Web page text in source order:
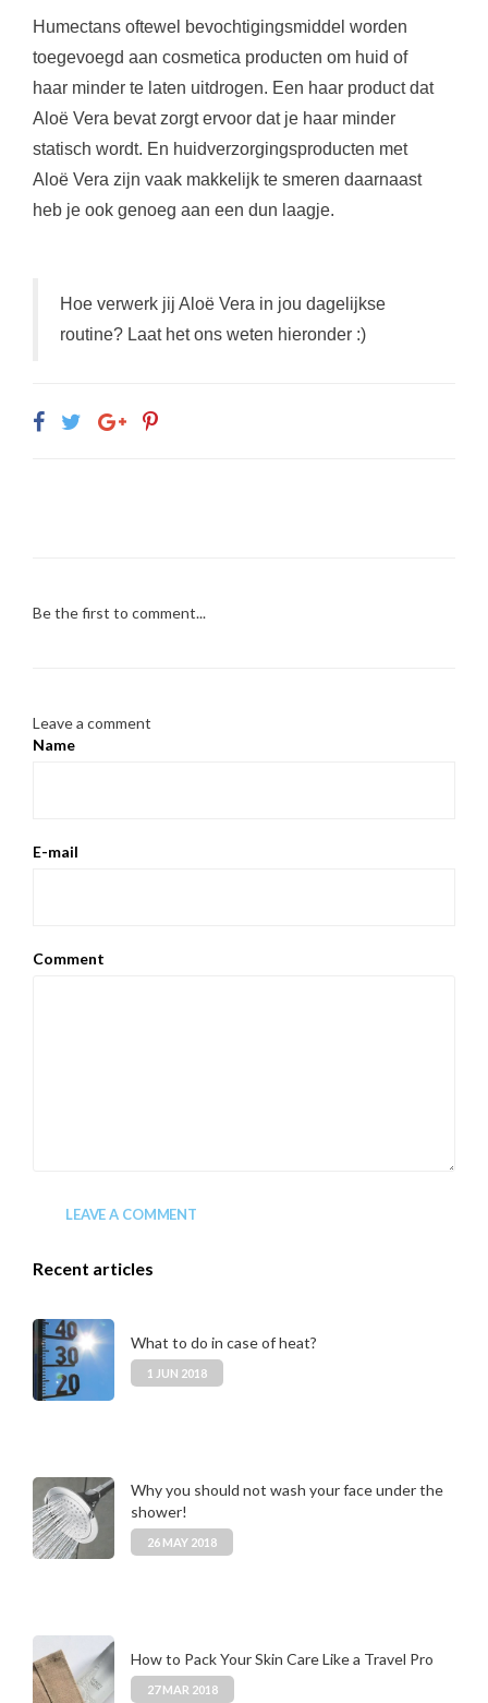
Humectans oftewel bevochtigingsmiddel worden
toegevoegd aan cosmetica producten om huid of
haar minder te laten uitdrogen. Een haar product dat
Aloë Vera bevat zorgt ervoor dat je haar minder
statisch wordt. En huidverzorgingsproducten met
Aloë Vera zijn vaak makkelijk te smeren daarnaast
heb je ook genoeg aan een dun laagje.
Hoe verwerk jij Aloë Vera in jou dagelijkse
routine? Laat het ons weten hieronder :)
Be the first to comment...
Leave a comment
Name
E-mail
Comment
LEAVE A COMMENT
Recent articles
What to do in case of heat?
1 JUN 2018
Why you should not wash your face under the
shower!
26 MAY 2018
How to Pack Your Skin Care Like a Travel Pro
27 MAR 2018